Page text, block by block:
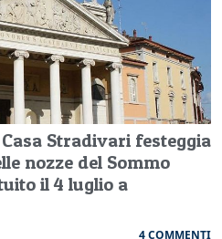
Stradivari festeggia
nozze del Sommo
il 4 luglio a
4 COMMENTI